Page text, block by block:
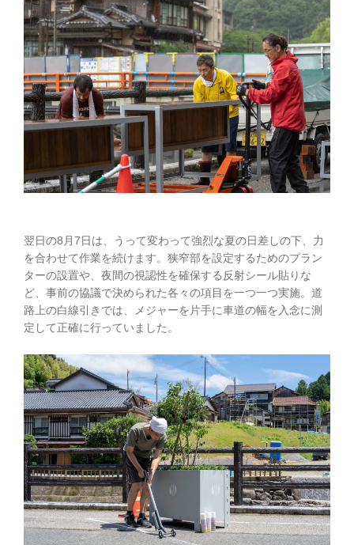
翌日の8月7日は、うって変わって強烈な夏の日差しの下、力
を合わせて作業を続けます。狭窄部を設定するためのプラン
ターの設置や、夜間の視認性を確保する反射シール貼りな
ど、事前の協議で決められた各々の項目を一つ一つ実施。道
路上の白線引きでは、メジャーを片手に車道の幅を入念に測
定して正確に行っていました。